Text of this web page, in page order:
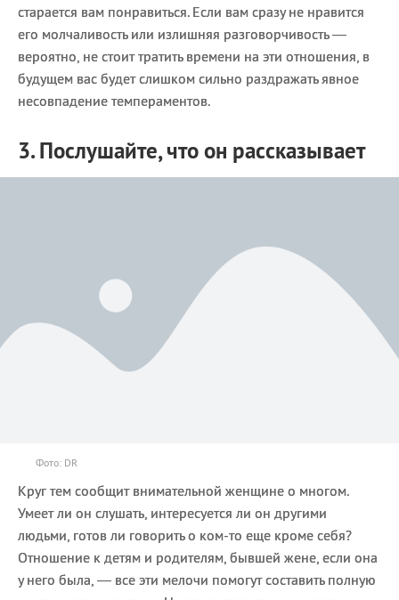
старается вам понравиться. Если вам сразу не нравится
его молчаливость или излишняя разговорчивость —
вероятно, не стоит тратить времени на эти отношения, в
будущем вас будет слишком сильно раздражать явное
несовпадение темпераментов.
3. Послушайте, что он рассказывает
Фото: DR
Круг тем сообщит внимательной женщине о многом.
Умеет ли он слушать, интересуется ли он другими
людьми, готов ли говорить о ком-то еще кроме себя?
Отношение к детям и родителям, бывшей жене, если она
у него была, — все эти мелочи помогут составить полную